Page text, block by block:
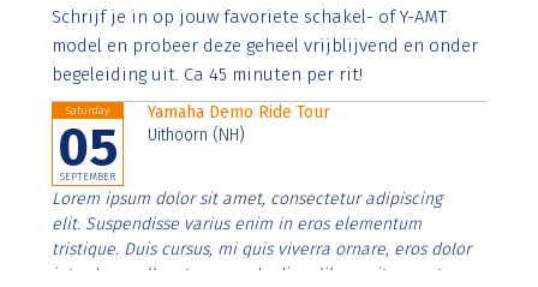
Aenean faucibus nibh et justo cursus id rutrum lorem
imperdiet. Nunc ut sem vitae risus tristique posuere.
Schrijf je in op jouw favoriete schakel- of Y-AMT
model en probeer deze geheel vrijblijvend en onder
begeleiding uit. Ca 45 minuten per rit!
Saturday
05
SEPTEMBER
Yamaha Demo Ride Tour
Uithoorn (NH)
Lorem ipsum dolor sit amet, consectetur adipiscing
elit. Suspendisse varius enim in eros elementum
tristique. Duis cursus, mi quis viverra ornare, eros dolor
interdum nulla, ut commodo diam libero vitae erat.